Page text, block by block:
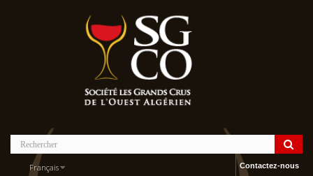
Contactez-nous
Français